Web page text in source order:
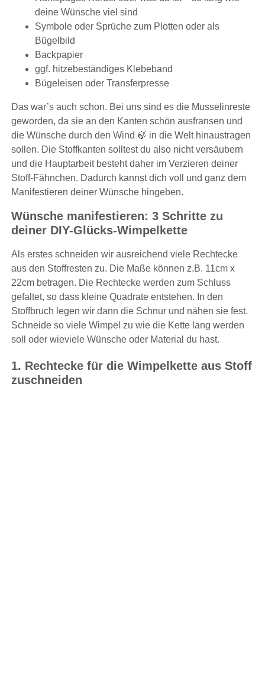
deine Wünsche viel sind
Symbole oder Sprüche zum Plotten oder als
Bügelbild
Backpapier
ggf. hitzebeständiges Klebeband
Bügeleisen oder Transferpresse
Das war’s auch schon. Bei uns sind es die Musselinreste
geworden, da sie an den Kanten schön ausfransen und
die Wünsche durch den Wind 🍃 in die Welt hinaustragen
sollen. Die Stoffkanten solltest du also nicht versäubern
und die Hauptarbeit besteht daher im Verzieren deiner
Stoff-Fähnchen. Dadurch kannst dich voll und ganz dem
Manifestieren deiner Wünsche hingeben.
Wünsche manifestieren: 3 Schritte zu
deiner DIY-Glücks-Wimpelkette
Als erstes schneiden wir ausreichend viele Rechtecke
aus den Stoffresten zu. Die Maße können z.B. 11cm x
22cm betragen. Die Rechtecke werden zum Schluss
gefaltet, so dass kleine Quadrate entstehen. In den
Stoffbruch legen wir dann die Schnur und nähen sie fest.
Schneide so viele Wimpel zu wie die Kette lang werden
soll oder wieviele Wünsche oder Material du hast.
1. Rechtecke für die Wimpelkette aus Stoff
zuschneiden